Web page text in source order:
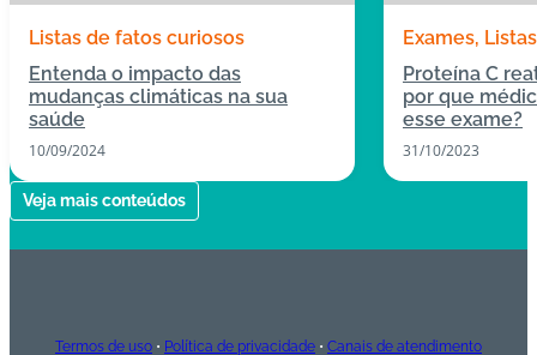
Listas de fatos curiosos
Entenda o impacto das
mudanças climáticas na sua
saúde
10/09/2024
Exames
Proteína C
por que
esse exame?
31/10/2023
Veja mais conteúdos
Termos de uso • Política de privacidade • Canais de atendimento